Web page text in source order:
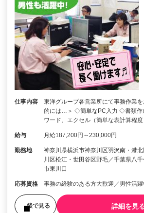
仕事内容
東洋グループ各営業所にて事務作業
的には…＞ ◇簡単なPC入力 ◇書類
ワード、エクセル（簡単な表計算程度
給与 月給187,200円～230,000円
勤務地
神奈川県横浜市神奈川区羽沢南・港
川区松江・世田谷区野毛／千葉県八
市東川口
応募資格 事務の経験のある方大歓迎／男性活躍
後で見る 詳細を見